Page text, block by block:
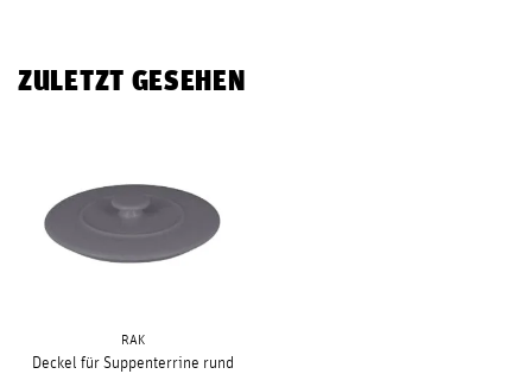
ZULETZT GESEHEN
RAK
Deckel für Suppenterrine rund